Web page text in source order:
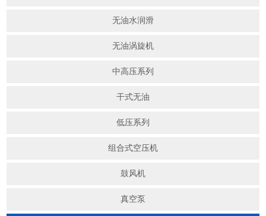
无油水润滑
无油涡旋机
中高压系列
干式无油
低压系列
组合式空压机
鼓风机
真空泵